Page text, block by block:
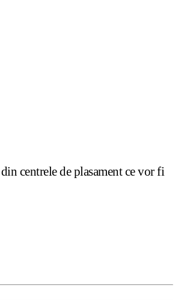
centrele de plasament ce vor fi